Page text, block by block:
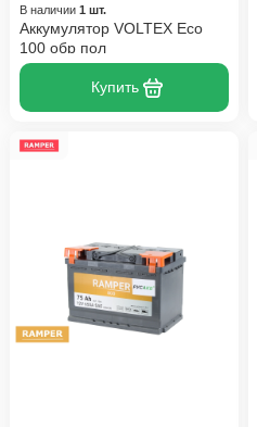
В наличии 1 шт.
Аккумулятор VOLTEX Eco
100 обр пол
Купить